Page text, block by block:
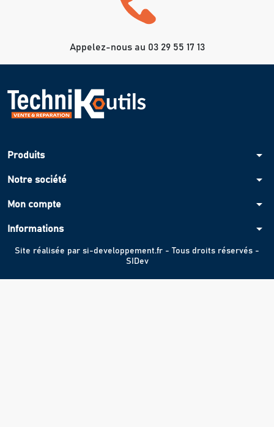
Appelez-nous au 03 29 55 17 13
Produits arrow_drop_down
Notre société arrow_drop_down
Mon compte arrow_drop_down
Informations arrow_drop_down
Site réalisée par si-developpement.fr - Tous droits réservés -
SIDev